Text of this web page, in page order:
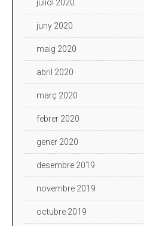
juliol 2020
juny 2020
maig 2020
abril 2020
març 2020
febrer 2020
gener 2020
desembre 2019
novembre 2019
octubre 2019